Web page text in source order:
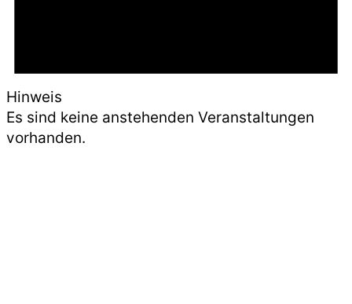
Hinweis
Es sind keine anstehenden Veranstaltungen
vorhanden.